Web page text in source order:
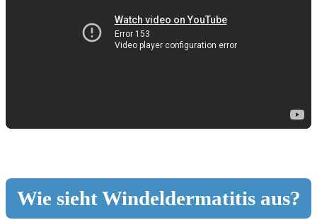
Wie sieht Windeldermatitis aus?